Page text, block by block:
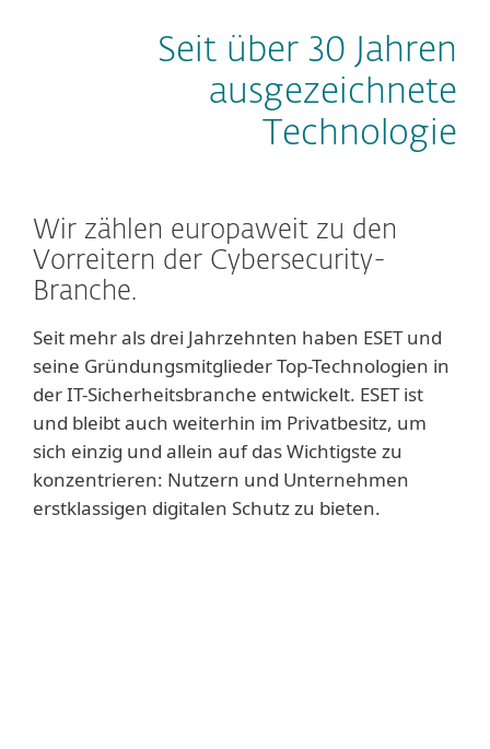
Seit über 30 Jahren
ausgezeichnete
Technologie
Wir zählen europaweit zu den
Vorreitern der Cybersecurity-
Branche.
Seit mehr als drei Jahrzehnten haben ESET und
seine Gründungsmitglieder Top-Technologien in
der IT-Sicherheitsbranche entwickelt. ESET ist
und bleibt auch weiterhin im Privatbesitz, um
sich einzig und allein auf das Wichtigste zu
konzentrieren: Nutzern und Unternehmen
erstklassigen digitalen Schutz zu bieten.